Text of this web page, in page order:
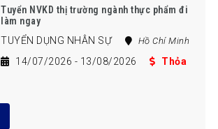
Tuyển NVKD thị trường ngành thực phẩm đi
làm ngay
TUYỂN DỤNG NHÂN SỰ
Hồ Chí Minh
14/07/2026 - 13/08/2026
Thỏa